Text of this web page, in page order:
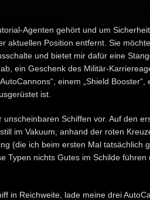
Agenten gehört und um
aktuellen Position entfernt. Sie
und bietet mir dafür eine
ein Geschenk des Militär-
einem „Shield Booster“,
ist.
Schiffen vor. Auf den
im Vakuum, anhand der roten
(die ich beim ersten Mal tatsächlich
Typen nichts Gutes im Schilde führen
in Reichweite, lade meine drei